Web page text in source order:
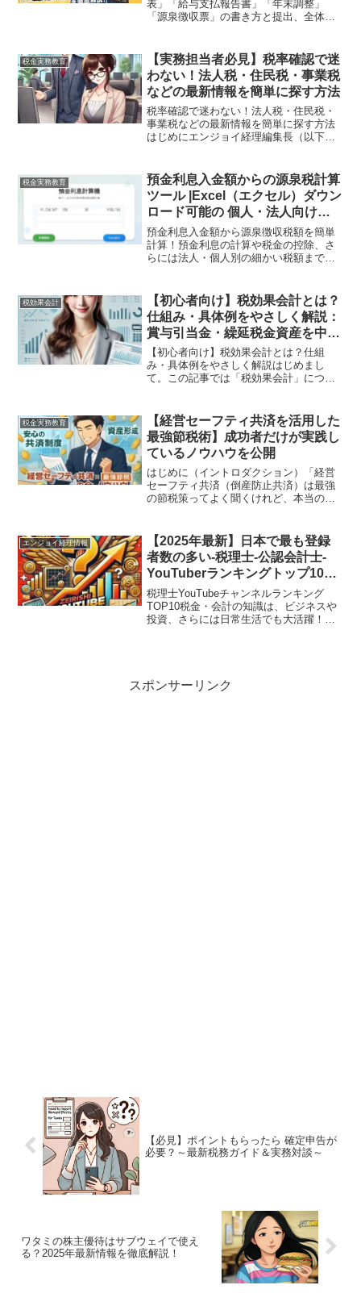
表」「給与支払報告書」「年末調整」
「源泉徴収票」の書き方と提出、全体像
何？」マイクロ法人を立ち上げたばかり
の社長さんの中には、そう感...
税金実務教育
【実務担当者必見】税率確認で迷
わない！法人税・住民税・事業税
などの最新情報を簡単に探す方法
税率確認で迷わない！法人税・住民税・
事業税などの最新情報を簡単に探す方法
はじめにエンジョイ経理編集長（以下
財務経理を長年担当してきましたが、実
務で「税率の確認方法」が...
税金実務教育
預金利息入金額からの源泉税計算
ツール |Excel（エクセル）ダウン
ロード可能の 個人・法人向けオ
ンライン源泉徴収税額計算ツール
預金利息入金額から源泉徴収税額を簡単
計算！預金利息の計算や税金の控除、さ
らには法人・個人別の細かい税額まで、
ご紹介します。日々の金融管理や会計業
務、さらには投資の収支確...
税効果会計
【初心者向け】税効果会計とは？
仕組み・具体例をやさしく解説：
賞与引当金・繰延税金資産を中心
に理解しよう
【初心者向け】税効果会計とは？仕組
み・具体例をやさしく解説はじめまし
て。この記事では「税効果会計」につい
いきます。簿記や会計に馴染みのない方
や、簿記2級レベルで初めて税...
税金実務教育
【経営セーフティ共済を活用した
最強節税術】成功者だけが実践し
ているノウハウを公開
はじめに（イントロダクション）「経営
セーフティ共済（倒産防止共済）は最強
の節税策ってよく聞くけれど、本当のと
の？」「毎月の資金繰りに余裕があるわ
けじゃないが、何かうまく...
エンジョイ経理情報
【2025年最新】日本で最も登録
者数の多い-税理士-公認会計士-
YouTuberランキングトップ10～
1位は誰だ？～
税理士YouTubeチャンネルランキング
TOP10税金・会計の知識は、ビジネスや
投資、さらには日常生活でも大活躍！専
スポンサーリンク
【必見】ポイントもらったら 確定申告が
必要？～最新税務ガイド＆実務対談～
ワタミの株主優待はサブウェイで使え
る？2025年最新情報を徹底解説！